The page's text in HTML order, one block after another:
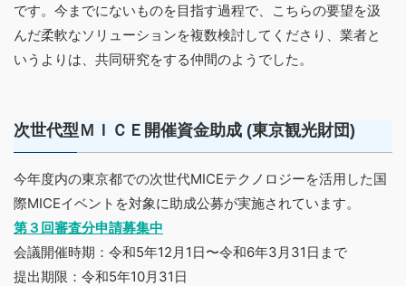
です。今までにないものを目指す過程で、こちらの要望を汲
んだ柔軟なソリューションを複数検討してくださり、業者と
いうよりは、共同研究をする仲間のようでした。
次世代型ＭＩＣＥ開催資金助成 (東京観光財団)
今年度内の東京都での次世代MICEテクノロジーを活用した国
際MICEイベントを対象に助成公募が実施されています。
第３回審査分申請募集中
会議開催時期：令和5年12月1日〜令和6年3月31日まで
提出期限：令和5年10月31日